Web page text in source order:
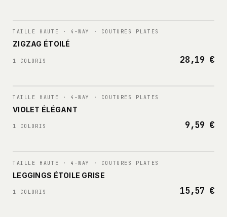
N° 002
TAILLE HAUTE · 4-WAY · COUTURES PLATES
ZIGZAG ÉTOILÉ
1 COLORIS 28,19 €
N° 003
TAILLE HAUTE · 4-WAY · COUTURES PLATES
VIOLET ÉLÉGANT
1 COLORIS 9,59 €
N° 004
TAILLE HAUTE · 4-WAY · COUTURES PLATES
LEGGINGS ÉTOILE GRISE
1 COLORIS 15,57 €